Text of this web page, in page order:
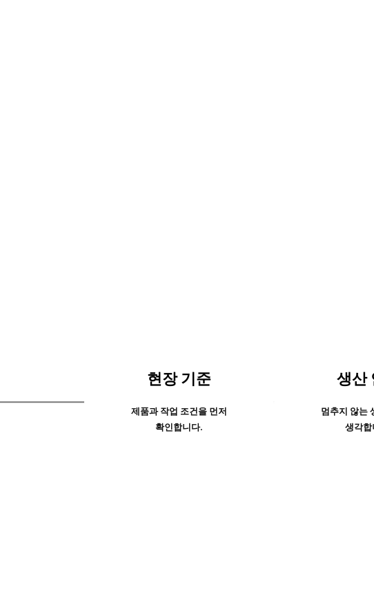
현장 기준
제품과 작업 조건을 먼저
확인합니다.
생산
멈추지 않는
생각합